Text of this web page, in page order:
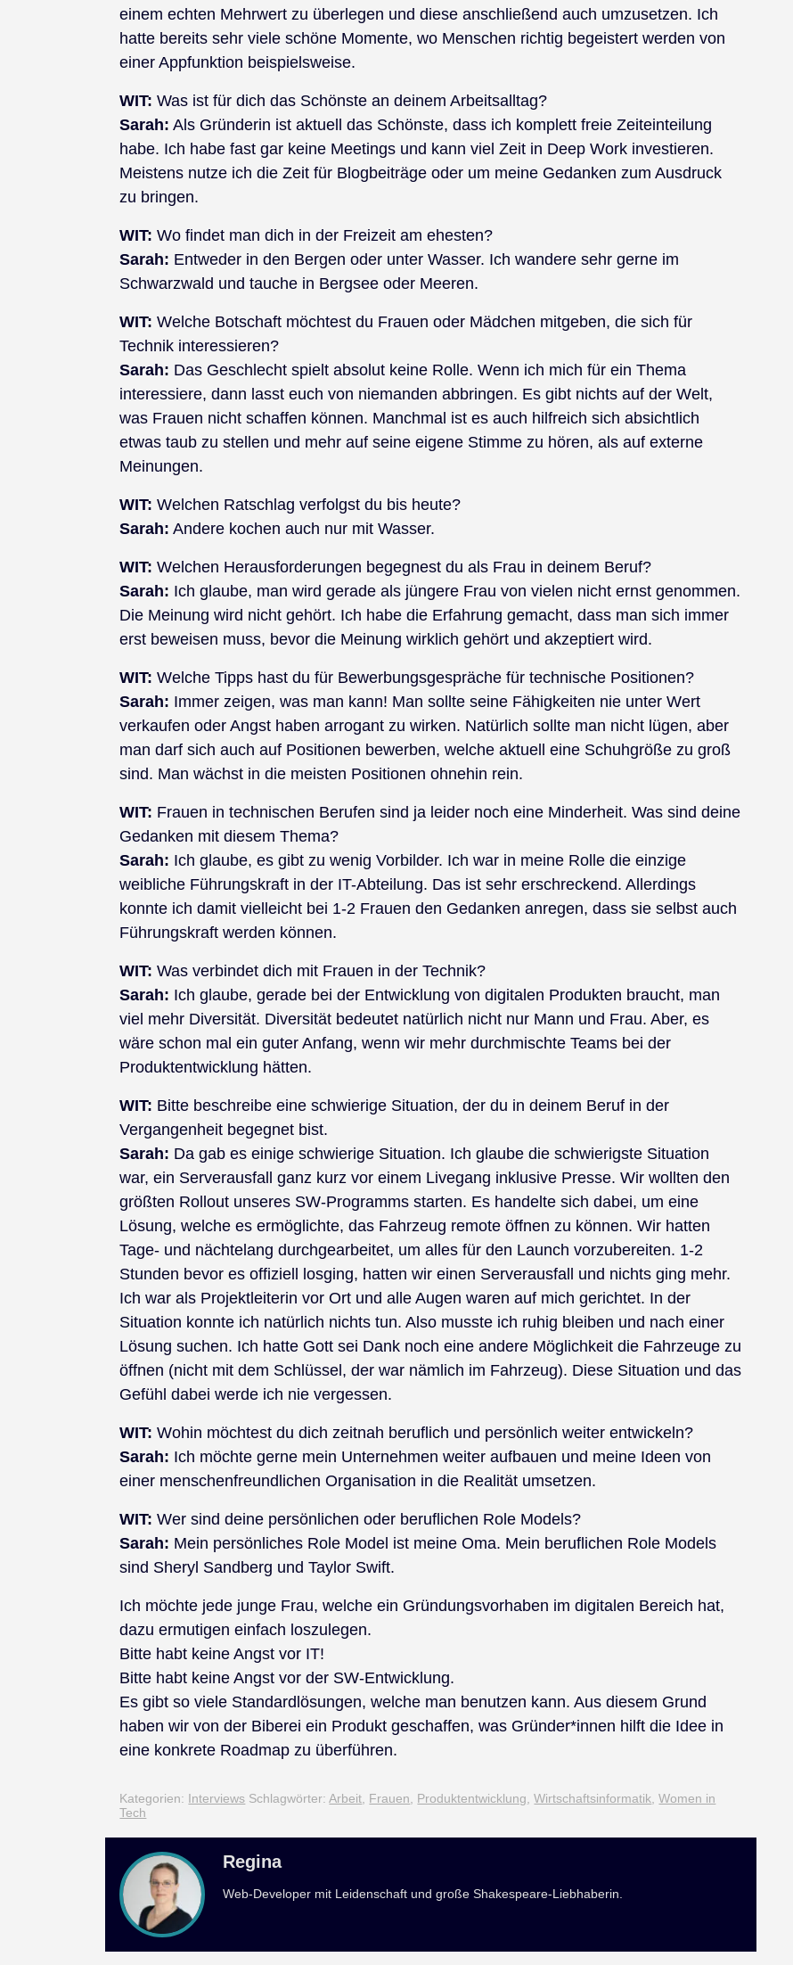
einem echten Mehrwert zu überlegen und diese anschließend auch umzusetzen. Ich
hatte bereits sehr viele schöne Momente, wo Menschen richtig begeistert werden von
einer Appfunktion beispielsweise.
WIT: Was ist für dich das Schönste an deinem Arbeitsalltag?
Sarah: Als Gründerin ist aktuell das Schönste, dass ich komplett freie Zeiteinteilung
habe. Ich habe fast gar keine Meetings und kann viel Zeit in Deep Work investieren.
Meistens nutze ich die Zeit für Blogbeiträge oder um meine Gedanken zum Ausdruck
zu bringen.
WIT: Wo findet man dich in der Freizeit am ehesten?
Sarah: Entweder in den Bergen oder unter Wasser. Ich wandere sehr gerne im
Schwarzwald und tauche in Bergsee oder Meeren.
WIT: Welche Botschaft möchtest du Frauen oder Mädchen mitgeben, die sich für
Technik interessieren?
Sarah: Das Geschlecht spielt absolut keine Rolle. Wenn ich mich für ein Thema
interessiere, dann lasst euch von niemanden abbringen. Es gibt nichts auf der Welt,
was Frauen nicht schaffen können. Manchmal ist es auch hilfreich sich absichtlich
etwas taub zu stellen und mehr auf seine eigene Stimme zu hören, als auf externe
Meinungen.
WIT: Welchen Ratschlag verfolgst du bis heute?
Sarah: Andere kochen auch nur mit Wasser.
WIT: Welchen Herausforderungen begegnest du als Frau in deinem Beruf?
Sarah: Ich glaube, man wird gerade als jüngere Frau von vielen nicht ernst genommen.
Die Meinung wird nicht gehört. Ich habe die Erfahrung gemacht, dass man sich immer
erst beweisen muss, bevor die Meinung wirklich gehört und akzeptiert wird.
WIT: Welche Tipps hast du für Bewerbungsgespräche für technische Positionen?
Sarah: Immer zeigen, was man kann! Man sollte seine Fähigkeiten nie unter Wert
verkaufen oder Angst haben arrogant zu wirken. Natürlich sollte man nicht lügen, aber
man darf sich auch auf Positionen bewerben, welche aktuell eine Schuhgröße zu groß
sind. Man wächst in die meisten Positionen ohnehin rein.
WIT: Frauen in technischen Berufen sind ja leider noch eine Minderheit. Was sind deine
Gedanken mit diesem Thema?
Sarah: Ich glaube, es gibt zu wenig Vorbilder. Ich war in meine Rolle die einzige
weibliche Führungskraft in der IT-Abteilung. Das ist sehr erschreckend. Allerdings
konnte ich damit vielleicht bei 1-2 Frauen den Gedanken anregen, dass sie selbst auch
Führungskraft werden können.
WIT: Was verbindet dich mit Frauen in der Technik?
Sarah: Ich glaube, gerade bei der Entwicklung von digitalen Produkten braucht, man
viel mehr Diversität. Diversität bedeutet natürlich nicht nur Mann und Frau. Aber, es
wäre schon mal ein guter Anfang, wenn wir mehr durchmischte Teams bei der
Produktentwicklung hätten.
WIT: Bitte beschreibe eine schwierige Situation, der du in deinem Beruf in der
Vergangenheit begegnet bist.
Sarah: Da gab es einige schwierige Situation. Ich glaube die schwierigste Situation
war, ein Serverausfall ganz kurz vor einem Livegang inklusive Presse. Wir wollten den
größten Rollout unseres SW-Programms starten. Es handelte sich dabei, um eine
Lösung, welche es ermöglichte, das Fahrzeug remote öffnen zu können. Wir hatten
Tage- und nächtelang durchgearbeitet, um alles für den Launch vorzubereiten. 1-2
Stunden bevor es offiziell losging, hatten wir einen Serverausfall und nichts ging mehr.
Ich war als Projektleiterin vor Ort und alle Augen waren auf mich gerichtet. In der
Situation konnte ich natürlich nichts tun. Also musste ich ruhig bleiben und nach einer
Lösung suchen. Ich hatte Gott sei Dank noch eine andere Möglichkeit die Fahrzeuge zu
öffnen (nicht mit dem Schlüssel, der war nämlich im Fahrzeug). Diese Situation und das
Gefühl dabei werde ich nie vergessen.
WIT: Wohin möchtest du dich zeitnah beruflich und persönlich weiter entwickeln?
Sarah: Ich möchte gerne mein Unternehmen weiter aufbauen und meine Ideen von
einer menschenfreundlichen Organisation in die Realität umsetzen.
WIT: Wer sind deine persönlichen oder beruflichen Role Models?
Sarah: Mein persönliches Role Model ist meine Oma. Mein beruflichen Role Models
sind Sheryl Sandberg und Taylor Swift.
Ich möchte jede junge Frau, welche ein Gründungsvorhaben im digitalen Bereich hat,
dazu ermutigen einfach loszulegen.
Bitte habt keine Angst vor IT!
Bitte habt keine Angst vor der SW-Entwicklung.
Es gibt so viele Standardlösungen, welche man benutzen kann. Aus diesem Grund
haben wir von der Biberei ein Produkt geschaffen, was Gründer*innen hilft die Idee in
eine konkrete Roadmap zu überführen.
Kategorien: Interviews Schlagwörter:Arbeit Frauen Produktentwicklung ,Wirtschaftsinformatik ,Women in
Tech
Regina
Web-Developer mit Leidenschaft und große Shakespeare-Liebhaberin.